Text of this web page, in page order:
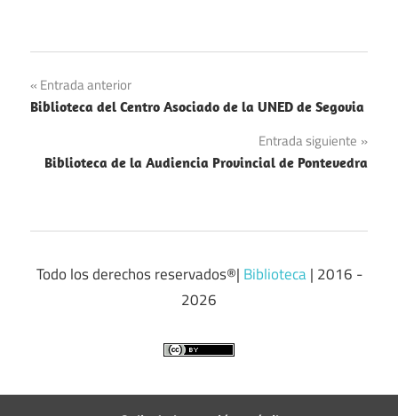
Navegación
de
entradas
Entrada anterior
Biblioteca del Centro Asociado de la UNED de Segovia
Entrada siguiente
Biblioteca de la Audiencia Provincial de Pontevedra
Todo los derechos reservados®| Biblioteca| 2016 -
2026